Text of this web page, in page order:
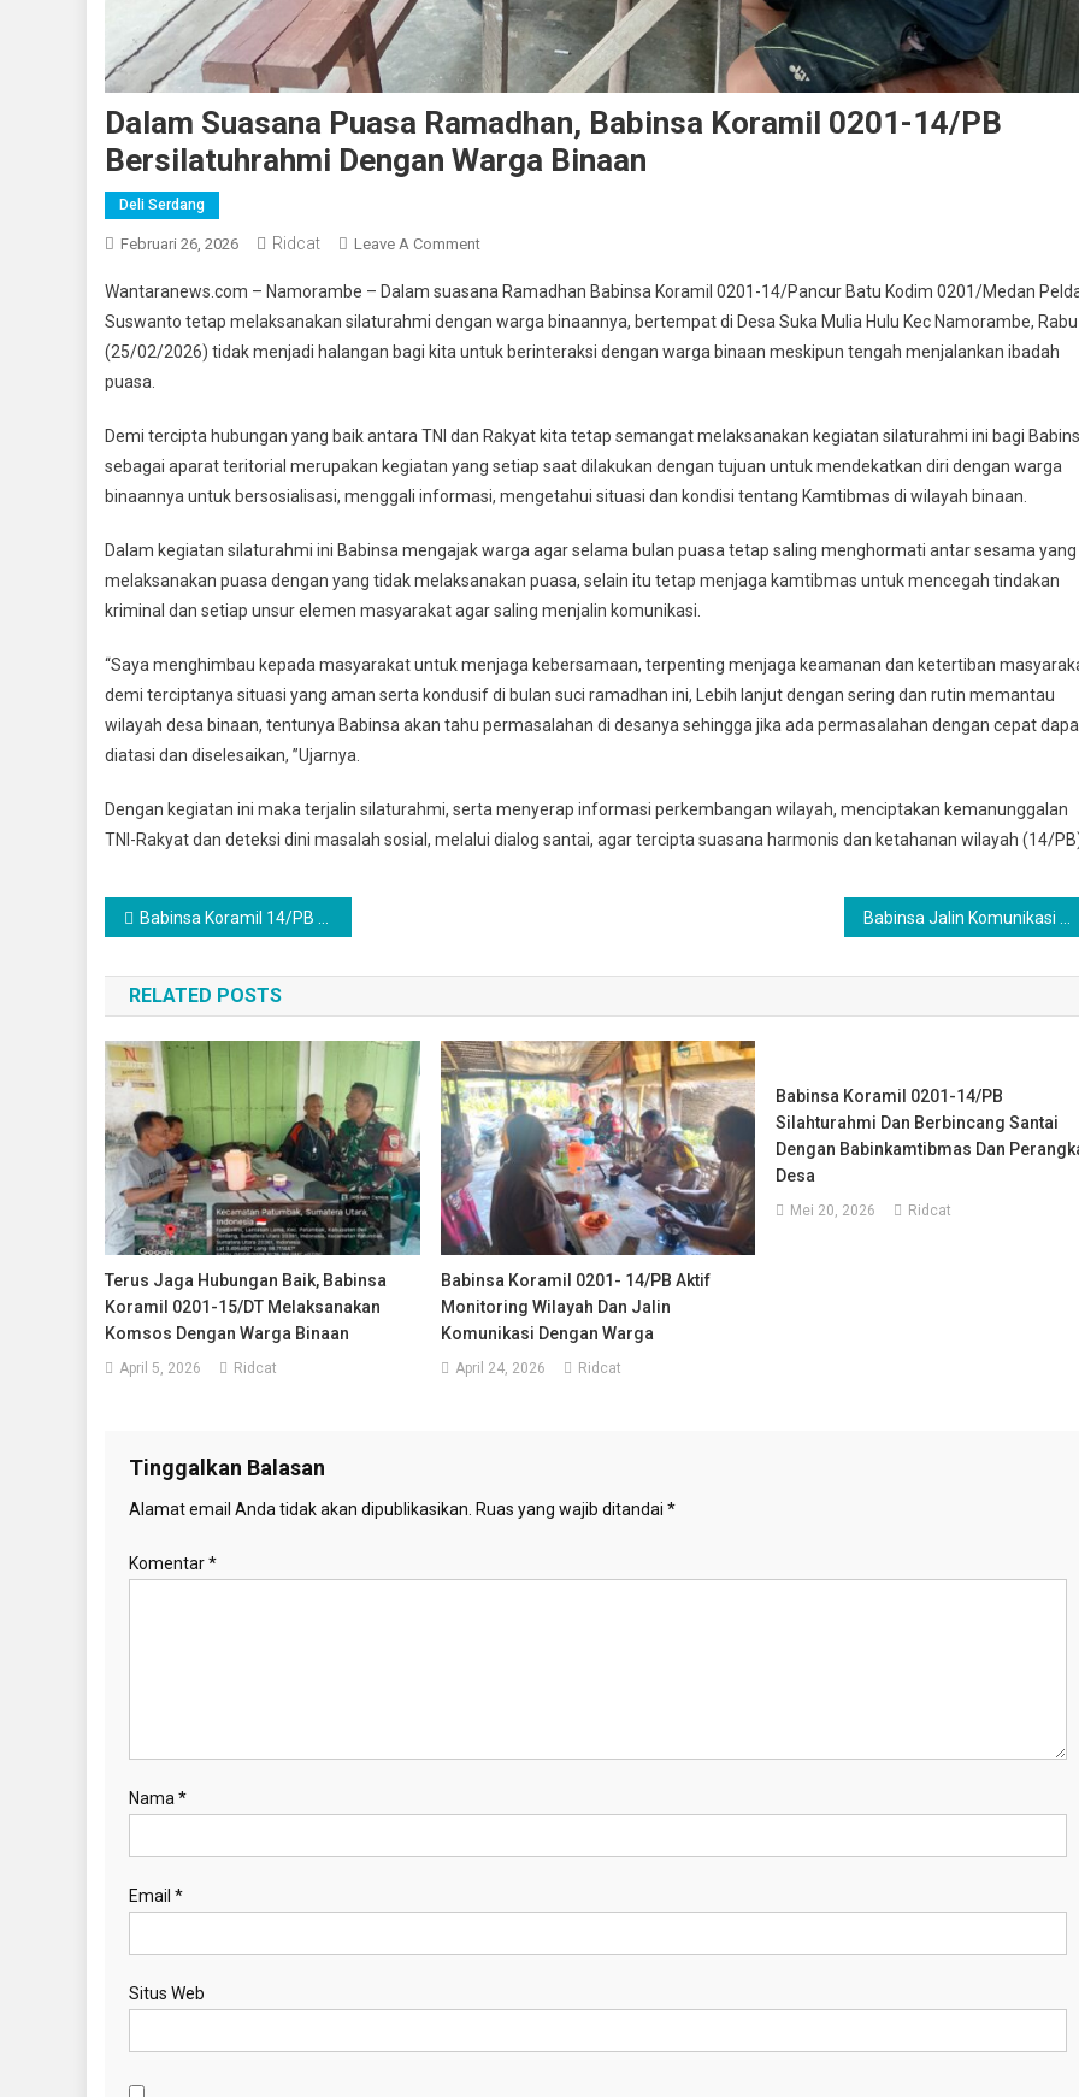
Dalam Suasana Puasa Ramadhan, Babinsa Koramil 0201-14/PB
Bersilatuhrahmi Dengan Warga Binaan
Deli Serdang
Februari 26, 2026 Ridcat Leave A CommentOn
Suasana
Puasa
Ramadhan,
0201-
14/PB
Bersilatuhrahmi
Warga
Binaan
Wantaranews.com – Namorambe – Dalam suasana Ramadhan Babinsa Koramil 0201-14/Pancur Batu Kodim 0201/Medan
Suswanto tetap melaksanakan silaturahmi dengan warga binaannya, bertempat di Desa Suka Mulia Hulu Kec Namorambe, Rabu
(25/02/2026) tidak menjadi halangan bagi kita untuk berinteraksi dengan warga binaan meskipun tengah menjalankan ibadah
puasa.
Demi tercipta hubungan yang baik antara TNI dan Rakyat kita tetap semangat melaksanakan kegiatan silaturahmi ini bagi
sebagai aparat teritorial merupakan kegiatan yang setiap saat dilakukan dengan tujuan untuk mendekatkan diri dengan warga
binaannya untuk bersosialisasi, menggali informasi, mengetahui situasi dan kondisi tentang Kamtibmas di wilayah binaan.
Dalam kegiatan silaturahmi ini Babinsa mengajak warga agar selama bulan puasa tetap saling menghormati antar sesama yang
melaksanakan puasa dengan yang tidak melaksanakan puasa, selain itu tetap menjaga kamtibmas untuk mencegah tindakan
kriminal dan setiap unsur elemen masyarakat agar saling menjalin komunikasi.
“Saya menghimbau kepada masyarakat untuk menjaga kebersamaan, terpenting menjaga keamanan dan ketertiban
demi terciptanya situasi yang aman serta kondusif di bulan suci ramadhan ini, Lebih lanjut dengan sering dan rutin memantau
wilayah desa binaan, tentunya Babinsa akan tahu permasalahan di desanya sehingga jika ada permasalahan dengan cepat
diatasi dan diselesaikan, ”Ujarnya.
Dengan kegiatan ini maka terjalin silaturahmi, serta menyerap informasi perkembangan wilayah, menciptakan kemanunggalan
TNI-Rakyat dan deteksi dini masalah sosial, melalui dialog santai, agar tercipta suasana harmonis dan ketahanan wilayah (14/
Navigasi
pos
Babinsa Koramil 14/PB Serda Darmono Aruan Komsos Dengan Guru Dan Siswa SD Negeri 101832 Pancur Batu, Beri Arahan Menjadi Anak Di siplin Babinsa Jalin Komunikasi Dengan Aparat Kelurahan Sebagai Koordinasi Dan Komunikasi Dua Arah
RELATED POSTS
Terus Jaga Hubungan Baik, Babinsa
Koramil 0201-15/DT Melaksanakan
Komsos Dengan Warga Binaan
April 5, 2026 Ridcat
Babinsa Koramil 0201- 14/PB Aktif
Monitoring Wilayah Dan Jalin
Komunikasi Dengan Warga
April 24, 2026 Ridcat
Babinsa Koramil 0201-14/PB
Silahturahmi Dan Berbincang Santai
Dengan Babinkamtibmas Dan
Desa
Mei 20, 2026 Ridcat
Tinggalkan Balasan
Alamat email Anda tidak akan dipublikasikan. Ruas yang wajib ditandai *
Komentar*
Nama *
Email *
Situs Web